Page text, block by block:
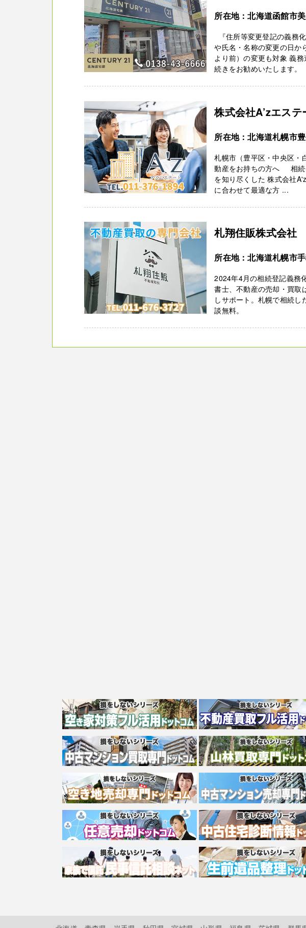
所在地：北海道函館市
『住所等変更登記の義務
や氏名・名称の変更の日か
より前）の変更も対象 義
続きをお勧めいたします
株式会社A’zエステ
所在地：北海道札幌市
札幌市（豊平区・中央区
動産をお持ちの方へ 相続
を知り尽くした 株式会社
に合わせて最適な方 ...
札翔住販株式会社
所在地：北海道札幌市
2024年4月の相続登記義務
書士、不動産の売却・買取
しサポート。札幌で相続
談無料。